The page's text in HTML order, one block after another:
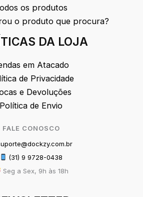
os produtos
o produto que procura?
DA LOJA
em Atacado
de Privacidade
e Devoluções
Política de Envio
FALE CONOSCO
(31) 9 9728-0438
Seg a Sex, 9h às 18h